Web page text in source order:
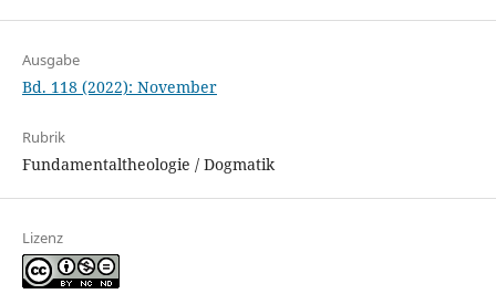
Ausgabe
Bd. 118 (2022): November
Rubrik
Fundamentaltheologie / Dogmatik
Lizenz